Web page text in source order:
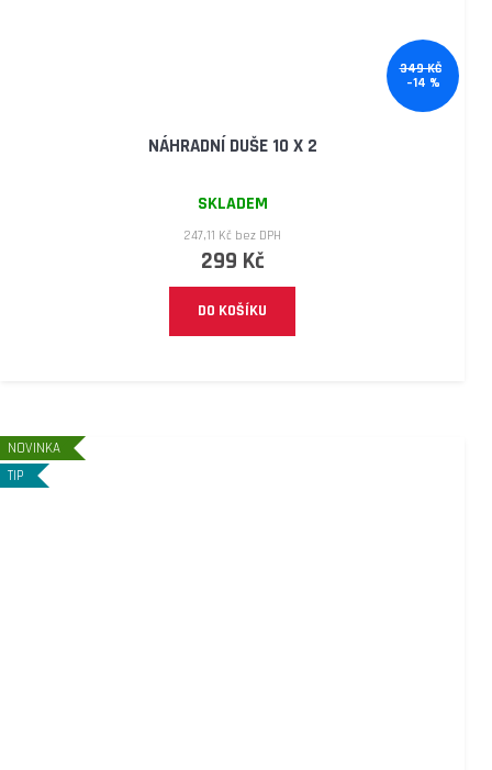
349 KČ
–14 %
NÁHRADNÍ DUŠE 10 X 2
SKLADEM
247,11 Kč bez DPH
299 Kč
DO KOŠÍKU
NOVINKA
TIP